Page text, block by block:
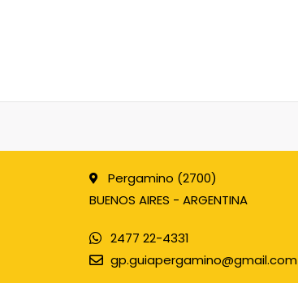
Pergamino (2700)
BUENOS AIRES - ARGENTINA
2477 22-4331
gp.guiapergamino@gmail.com